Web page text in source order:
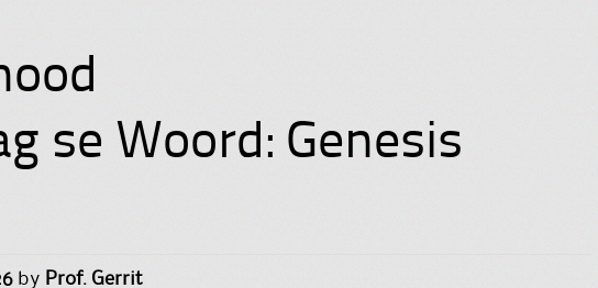
se Woord: Genesis
by Prof. Gerrit